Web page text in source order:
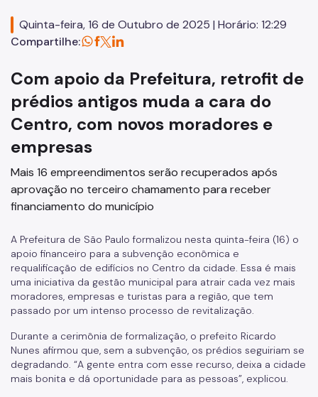
Planos Regionais
Urbanismo
Outorga Onerosa
Transferência do Direito de Construir - TDC
Função Social
Mapas e Dados Urbanos
Uso do Solo
Cidade Limpa
Projetos Urbanos
Gestão Urbana
SP Urbanismo
Aprovação de Projetos
Quinta-feira, 16 de Outubro de 2025 | Horário: 12:29
Compartilhe:
Com apoio da Prefeitura, retrofit de
prédios antigos muda a cara do
Centro, com novos moradores e
empresas
Mais 16 empreendimentos serão recuperados após
aprovação no terceiro chamamento para receber
financiamento do município
A Prefeitura de São Paulo formalizou nesta quinta-feira (16) o
apoio financeiro para a subvenção econômica e
requalificação de edifícios no Centro da cidade. Essa é mais
uma iniciativa da gestão municipal para atrair cada vez mais
moradores, empresas e turistas para a região, que tem
passado por um intenso processo de revitalização.
Durante a cerimônia de formalização, o prefeito Ricardo
Nunes afirmou que, sem a subvenção, os prédios seguiriam se
degradando. “A gente entra com esse recurso, deixa a cidade
mais bonita e dá oportunidade para as pessoas”, explicou.